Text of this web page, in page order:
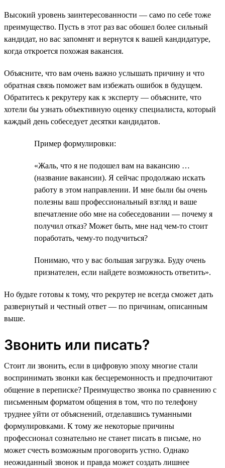
Высокий уровень заинтересованности — само по себе тоже
преимущество. Пусть в этот раз вас обошел более сильный
кандидат, но вас запомнят и вернутся к вашей кандидатуре,
когда откроется похожая вакансия.
Объясните, что вам очень важно услышать причину и что
обратная связь поможет вам избежать ошибок в будущем.
Обратитесь к рекрутеру как к эксперту — объясните, что
хотели бы узнать объективную оценку специалиста, который
каждый день собеседует десятки кандидатов.
Пример формулировки:
«Жаль, что я не подошел вам на вакансию …
(название вакансии). Я сейчас продолжаю искать
работу в этом направлении. И мне были бы очень
полезны ваш профессиональный взгляд и ваше
впечатление обо мне на собеседовании — почему я
получил отказ? Может быть, мне над чем-то стоит
поработать, чему-то подучиться?
Понимаю, что у вас большая загрузка. Буду очень
признателен, если найдете возможность ответить».
Но будьте готовы к тому, что рекрутер не всегда сможет дать
развернутый и честный ответ — по причинам, описанным
выше.
Звонить или писать?
Стоит ли звонить, если в цифровую эпоху многие стали
воспринимать звонки как бесцеремонность и предпочитают
общение в переписке? Преимущество звонка по сравнению с
письменным форматом общения в том, что по телефону
труднее уйти от объяснений, отделавшись туманными
формулировками. К тому же некоторые причины
профессионал сознательно не станет писать в письме, но
может счесть возможным проговорить устно. Однако
неожиданный звонок и правда может создать лишнее